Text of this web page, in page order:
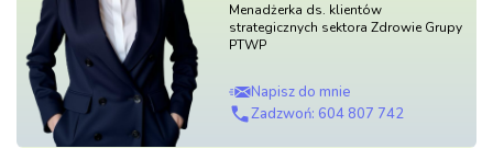
Menadżerka ds. klientów
strategicznych sektora Zdrowie Grupy
PTWP
Napisz do mnie
Zadzwoń: 604 807 742